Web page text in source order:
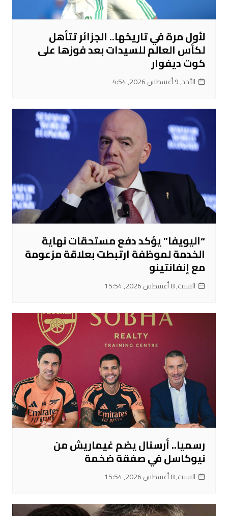
لأول مرة في تاريخها.. الجزائر تتأهل
لكأس العالم للسيدات بعد فوزها على
كوت ديفوار
الأحد, 9 أغسطس 2026, 4:54
“اليويفا” يؤكد دفع مستحقات نهاية
الخدمة لموظفة ارتبطت بعلاقة مزعومة
مع إنفانتينو
السبت, 8 أغسطس 2026, 15:54
رسميا.. أرسنال يضم غيماريش من
نيوكاسل في صفقة ضخمة
السبت, 8 أغسطس 2026, 15:54